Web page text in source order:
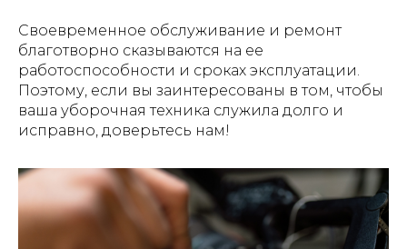
Своевременное обслуживание и ремонт
благотворно сказываются на ее
работоспособности и сроках эксплуатации.
Поэтому, если вы заинтересованы в том, чтобы
ваша уборочная техника служила долго и
исправно, доверьтесь нам!